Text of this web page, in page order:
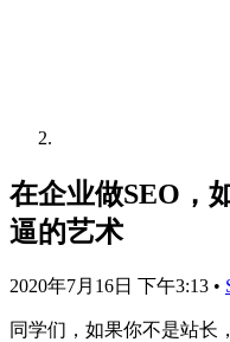
在企业做SEO，
逼的艺术
2020年7月16日 下午3:13 •
同学们，如果你不是站长